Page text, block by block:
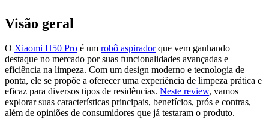
Visão geral
O Xiaomi H50 Pro é um robô aspiradorque vem ganhando
destaque no mercado por suas funcionalidades avançadas e
eficiência na limpeza. Com um design moderno e tecnologia de
ponta, ele se propõe a oferecer uma experiência de limpeza prática e
eficaz para diversos tipos de residências. Neste review, vamos
explorar suas características principais, benefícios, prós e contras,
além de opiniões de consumidores que já testaram o produto.